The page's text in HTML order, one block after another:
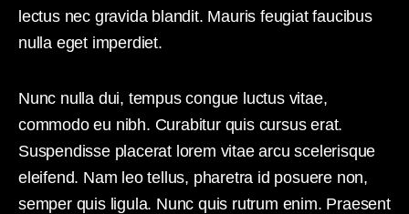
lectus nec gravida blandit. Mauris feugiat faucibus
nulla eget imperdiet.
Nunc nulla dui, tempus congue luctus vitae,
commodo eu nibh. Curabitur quis cursus erat.
Suspendisse placerat lorem vitae arcu scelerisque
eleifend. Nam leo tellus, pharetra id posuere non,
semper quis ligula. Nunc quis rutrum enim. Praesent